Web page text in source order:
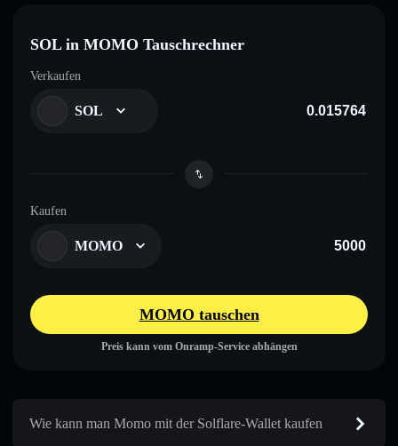
SOL in MOMO Tauschrechner
Verkaufen
SOL
Kaufen
MOMO
MOMO tauschen
Preis kann vom Onramp-Service abhängen
Wie kann man Momo mit der Solflare-Wallet kaufen